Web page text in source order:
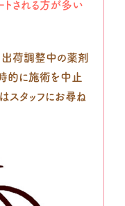
トされる方が多い
荷調整中の薬剤
的に施術を中止
はスタッフにお尋ね